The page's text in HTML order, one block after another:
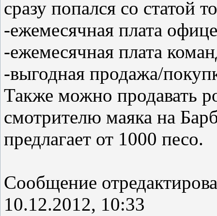
сразу попался со статой
-ежемесячная плата
-ежемесячная плата
-выгодная продажа/
Также можно продавать
смотрителю маяка на
предлагает от 1000 песо.
Сообщение
10.12.2012, 10:33